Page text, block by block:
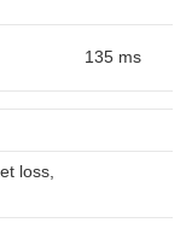
135 ms
loss,